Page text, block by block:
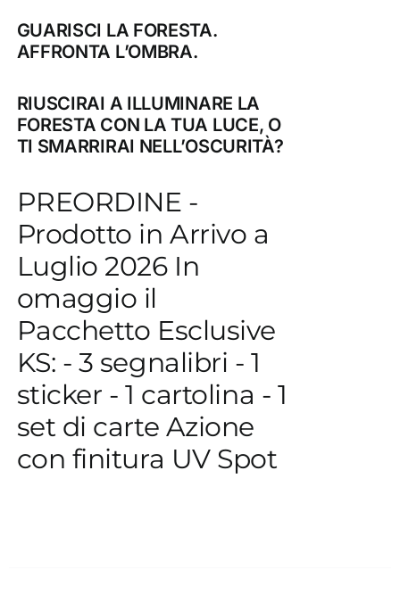
GUARISCI LA FORESTA.
AFFRONTA L’OMBRA.
RIUSCIRAI A ILLUMINARE LA
FORESTA CON LA TUA LUCE, O
TI SMARRIRAI NELL’OSCURITÀ?
PREORDINE -
Prodotto in Arrivo a
Luglio 2026 In
omaggio il
Pacchetto Esclusive
KS: - 3 segnalibri - 1
sticker - 1 cartolina - 1
set di carte Azione
con finitura UV Spot